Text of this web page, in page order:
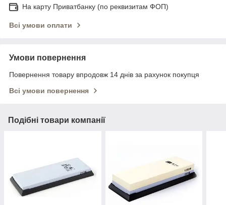
На карту Приватбанку (по реквизитам ФОП)
Всі умови оплати
Умови повернення
Повернення товару впродовж 14 днів за рахунок покупця
Всі умови повернення
Подібні товари компанії